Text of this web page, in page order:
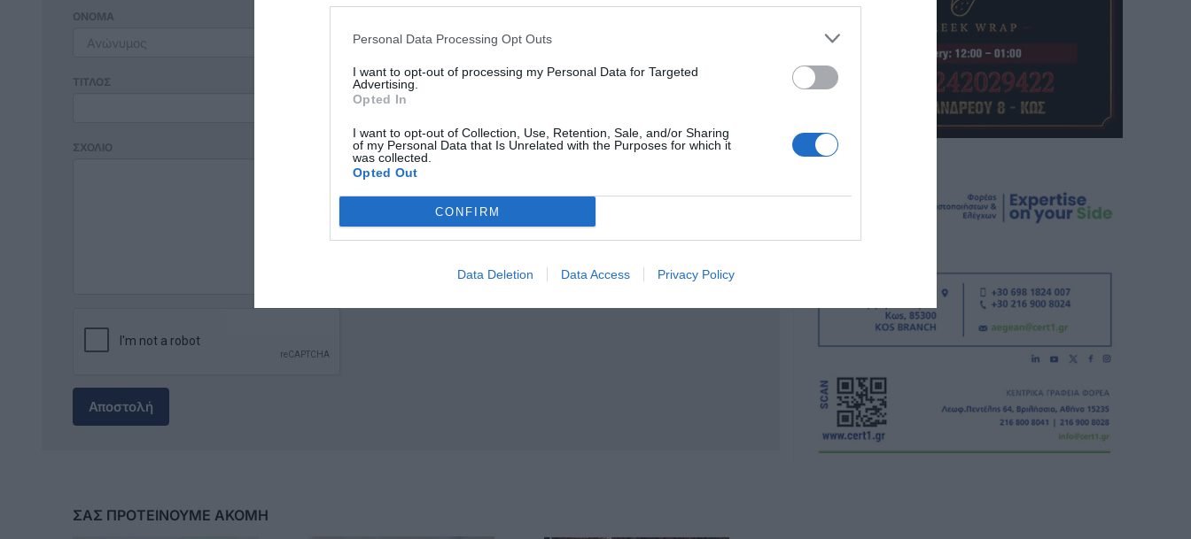
Personal Data Processing Opt Outs
I want to opt-out of processing my Personal Data for Targeted
Advertising.
Opted In
I want to opt-out of Collection, Use, Retention, Sale, and/or Sharing
of my Personal Data that Is Unrelated with the Purposes for which it
was collected.
Opted Out
CONFIRM
Data Deletion Data Access Privacy Policy
ΟΝΟΜΑ
ΤΙΤΛΟΣ
ΣΧΟΛΙΟ
Αποστολή
ΣΑΣ ΠΡΟΤΕΙΝΟΥΜΕ ΑΚΟΜΗ